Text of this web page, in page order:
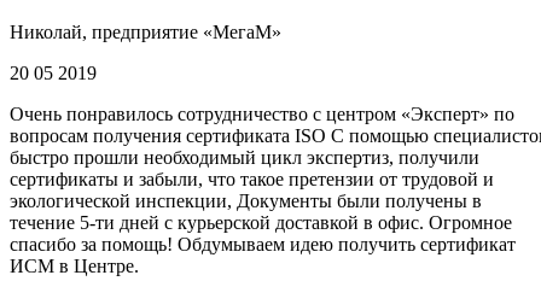
Николай, предприятие «МегаМ»
20 05 2019
Очень понравилось сотрудничество с центром «Эксперт» по
вопросам получения сертификата ISO С помощью
быстро прошли необходимый цикл экспертиз, получили
сертификаты и забыли, что такое претензии от трудовой и
экологической инспекции, Документы были получены в
течение 5-ти дней с курьерской доставкой в офис. Огромное
спасибо за помощь! Обдумываем идею получить сертификат
ИСМ в Центре.